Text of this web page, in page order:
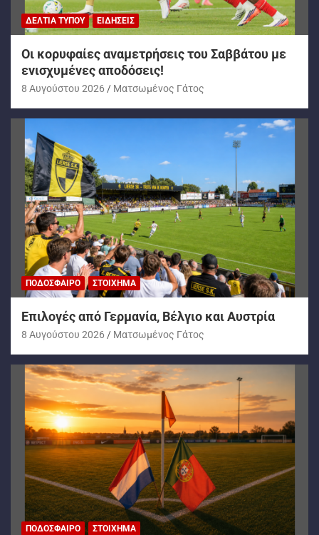
ΔΕΛΤΊΑ ΤΎΠΟΥ ΕΙΔΉΣΕΙΣ
Oι κορυφαίες αναμετρήσεις του Σαββάτου με
ενισχυμένες αποδόσεις!
8 Αυγούστου 2026 Ματσωμένος Γάτος
ΠΟΔΌΣΦΑΙΡΟ ΣΤΟΊΧΗΜΑ
Επιλογές από Γερμανία, Βέλγιο και Αυστρία
8 Αυγούστου 2026 Ματσωμένος Γάτος
ΠΟΔΌΣΦΑΙΡΟ ΣΤΟΊΧΗΜΑ